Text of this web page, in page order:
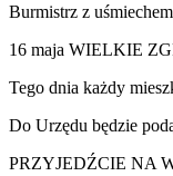
Burmistrz z
16 maja WIELKIE
Tego dnia każdy
Do Urzędu będzie
PRZYJEDŹCIE NA